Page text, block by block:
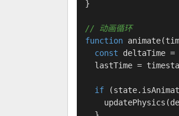
}
// 动画循环
function animate(
const deltaTime
lastTime =
if (state.
updatePhysics